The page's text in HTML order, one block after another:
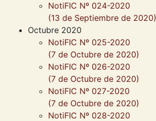
NotiFIC Nº 024-2020
(13 de Septiembre de 2020)
Octubre 2020
NotiFIC Nº 025-2020
(7 de Octubre de 2020)
NotiFIC Nº 026-2020
(7 de Octubre de 2020)
NotiFIC Nº 027-2020
(7 de Octubre de 2020)
NotiFIC Nº 028-2020